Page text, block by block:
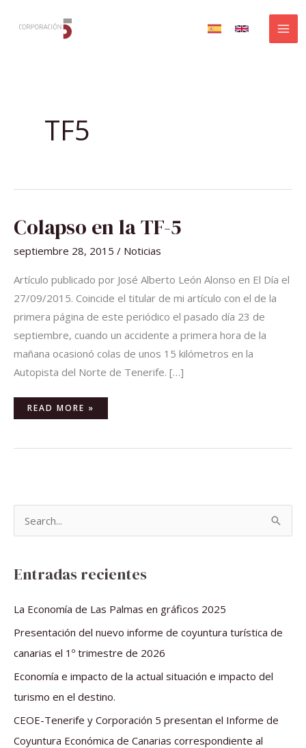
TF5
Colapso en la TF-5
septiembre 28, 2015 / Noticias
Artículo publicado por José Alberto León Alonso en El Día el
27/09/2015. Coincide el titular de mi artículo con el de la
primera página de este periódico el pasado día 23 de
septiembre, cuando un accidente a primera hora de la
mañana ocasionó colas de unos 15 kilómetros en la
Autopista del Norte de Tenerife. […]
COLAPSO
EN
LA
5
READ MORE »
a
r
Entradas recientes
La Economía de Las Palmas en gráficos 2025
Presentación del nuevo informe de coyuntura turística de
canarias el 1º trimestre de 2026
Economía e impacto de la actual situación e impacto del
turismo en el destino.
CEOE-Tenerife y Corporación 5 presentan el Informe de
Coyuntura Económica de Canarias correspondiente al